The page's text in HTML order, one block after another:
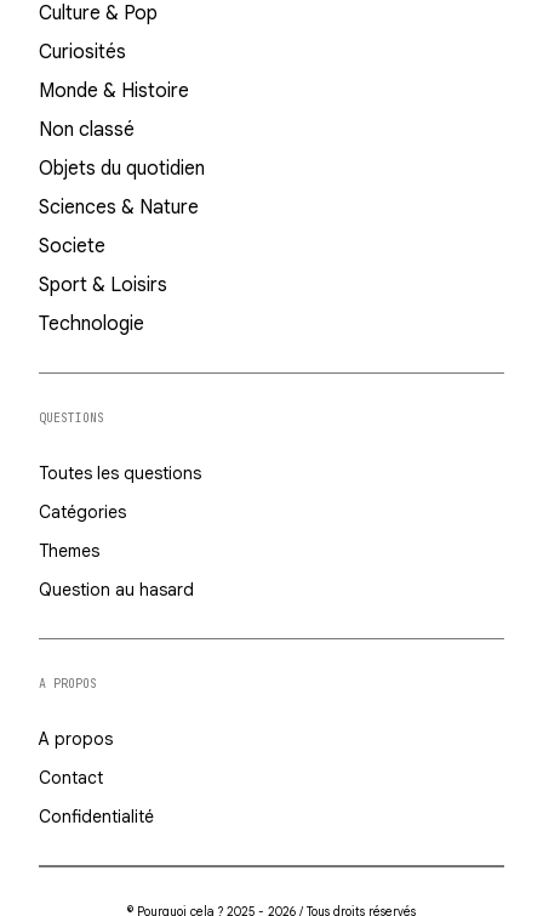
Culture & Pop
Curiosités
Monde & Histoire
Non classé
Objets du quotidien
Sciences & Nature
Societe
Sport & Loisirs
Technologie
QUESTIONS
Toutes les questions
Catégories
Themes
Question au hasard
A PROPOS
A propos
Contact
Confidentialité
© Pourquoi cela ? 2025 - 2026 / Tous droits réservés